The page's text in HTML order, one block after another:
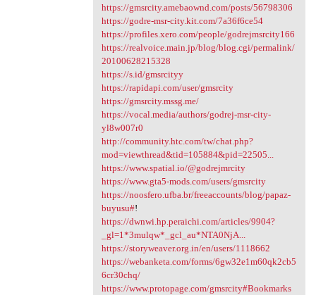
https://gmsrcity.amebaownd.com/posts/56798306
https://godre-msr-city.kit.com/7a36f6ce54
https://profiles.xero.com/people/godrejmsrcity166
https://realvoice.main.jp/blog/blog.cgi/permalink/
20100628215328
https://s.id/gmsrcityy
https://rapidapi.com/user/gmsrcity
https://gmsrcity.mssg.me/
https://vocal.media/authors/godrej-msr-city-
yl8w007r0
http://community.htc.com/tw/chat.php?
mod=viewthread&tid=105884&pid=22505...
https://www.spatial.io/@godrejmrcity
https://www.gta5-mods.com/users/gmsrcity
https://noosfero.ufba.br/freeaccounts/blog/papaz-
buyusu#!
https://dwnwi.hp.peraichi.com/articles/9904?
_gl=1*3mulqw*_gcl_au*NTA0NjA...
https://storyweaver.org.in/en/users/1118662
https://webanketa.com/forms/6gw32e1m60qk2cb5
6cr30chq/
https://www.protopage.com/gmsrcity#Bookmarks